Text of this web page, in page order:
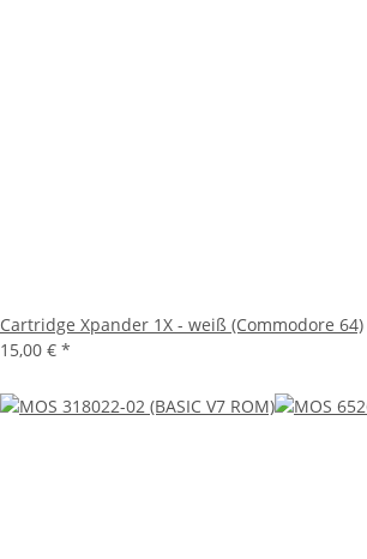
Cartridge Xpander 1X - weiß (Commodore 64)
15,00 € *